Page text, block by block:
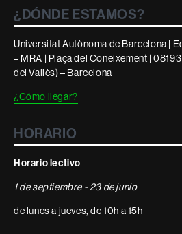
¿DÓNDE ESTAMOS?
Universitat Autònoma de Barcelona |
– MRA | Plaça del Coneixement |
del Vallès) – Barcelona
¿Cómo llegar?
HORARIO
Horario lectivo
1 de septiembre - 23 de junio
de lunes a jueves, de 10h a 15h